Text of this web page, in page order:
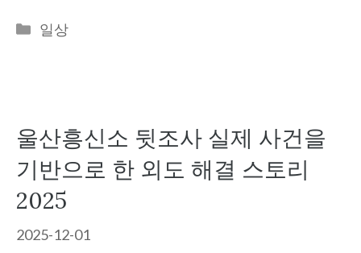
Categories
일상
울산흥신소 뒷조사 실제 사건을
기반으로 한 외도 해결 스토리
2025
2025-12-01